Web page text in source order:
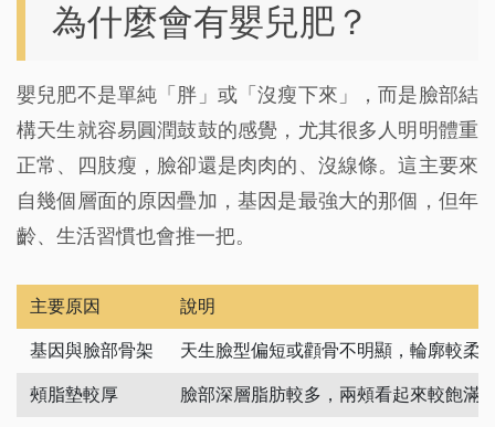
為什麼會有嬰兒肥？
嬰兒肥不是單純「胖」或「沒瘦下來」，而是臉部結
構天生就容易圓潤鼓鼓的感覺，尤其很多人明明體重
正常、四肢瘦，臉卻還是肉肉的、沒線條。這主要來
自幾個層面的原因疊加，基因是最強大的那個，但年
齡、生活習慣也會推一把。
主要原因 說明
基因與臉部骨架 天生臉型偏短或顴骨不明顯，輪廓較柔
頰脂墊較厚 臉部深層脂肪較多，兩頰看起來較飽滿